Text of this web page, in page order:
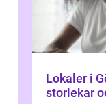
Lokaler i
storlekar